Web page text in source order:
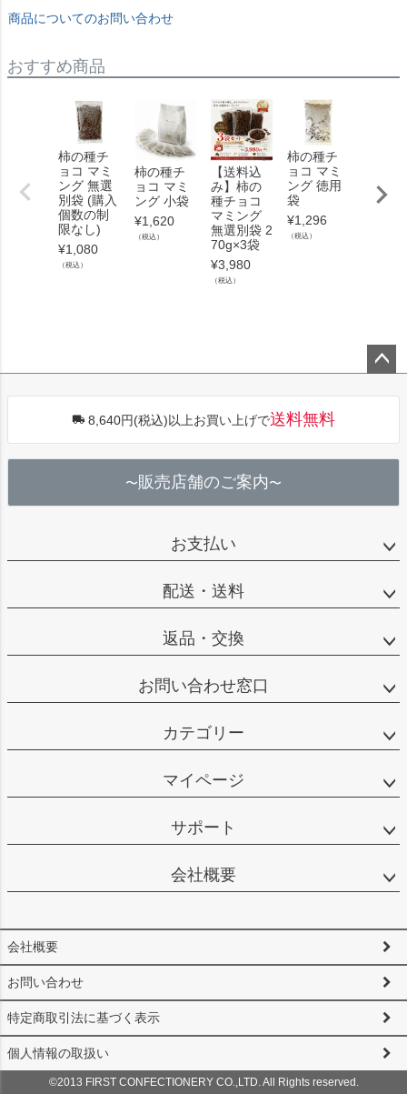
商品についてのお問い合わせ
おすすめ商品
柿の種チ
ョコ マミ
ング 無選
別袋 (購入
個数の制
限なし)
¥1,080
（税込）
柿の種チ
ョコ マミ
ング 小袋
¥1,620
（税込）
【送料込
み】柿の
種チョコ
マミング
無選別袋 2
70g×3袋
¥3,980
（税込）
柿の種チ
ョコ マミ
ング 徳用
袋
¥1,296
（税込）
ング
箱
へ
8,640円(税込)以上お買い上げで送料無料
〜販売店舗のご案内〜
お支払い
配送・送料
返品・交換
お問い合わせ窓口
カテゴリー
マイページ
サポート
会社概要
会社概要
お問い合わせ
特定商取引法に基づく表示
個人情報の取扱い
©2013 FIRST CONFECTIONERY CO.,LTD. All Rights reserved.